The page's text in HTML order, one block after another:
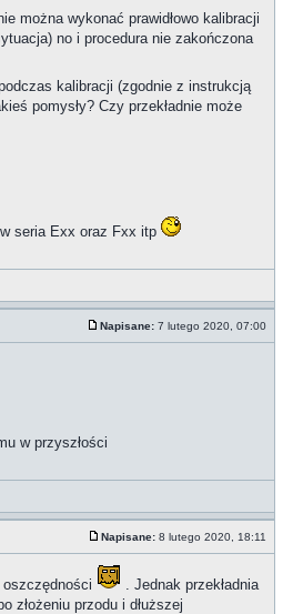
można wykonać prawidłowo kalibracji
no i procedura nie zakończona
kalibracji (zgodnie z instrukcją
pomysły? Czy przekładnie może
seria Exx oraz Fxx itp
Napisane: 7 lutego 2020, 07:00
w przyszłości
Napisane: 8 lutego 2020, 18:11
oszczędności
. Jednak przekładnia
złożeniu przodu i dłuższej